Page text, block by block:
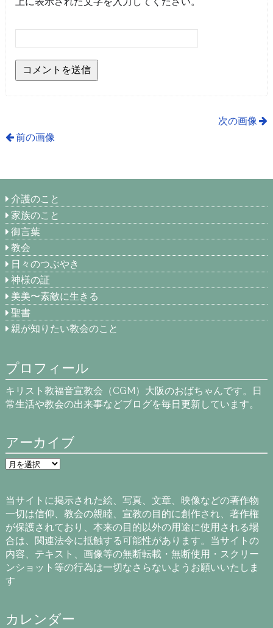
次の画像
前の画像
介護のこと
家族のこと
御言葉
教会
日々のつぶやき
神様の証
美美〜素敵に生きる
聖書
親が知りたい教会のこと
プロフィール
キリスト教福音宣教会（CGM）大阪のおばちゃんです。日
常生活や教会の出来事などブログを毎日更新しています。
アーカイブ
ア
ー
ブ
当サイトに掲示された絵、写真、文章、映像などの著作物
一切は信仰、教会の親睦、宣教の目的に創作され、著作権
が保護されており、本来の目的以外の用途に使用される場
合は、関連法令に抵触する可能性があります。当サイトの
内容、テキスト、画像等の無断転載・無断使用・スクリー
ンショット等の行為は一切なさらないようお願いいたしま
す
カレンダー